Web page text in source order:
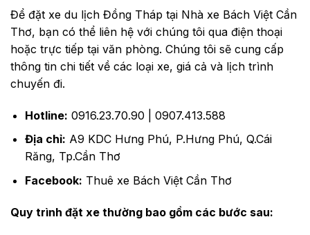
Để đặt xe du lịch Đồng Tháp tại Nhà xe Bách Việt Cần
Thơ, bạn có thể liên hệ với chúng tôi qua điện thoại
hoặc trực tiếp tại văn phòng. Chúng tôi sẽ cung cấp
thông tin chi tiết về các loại xe, giá cả và lịch trình
chuyến đi.
Hotline: 0916.23.70.90 | 0907.413.588
Địa chỉ: A9 KDC Hưng Phú, P.Hưng Phú, Q.Cái
Răng, Tp.Cần Thơ
Facebook: Thuê xe Bách Việt Cần Thơ
Quy trình đặt xe thường bao gồm các bước sau: